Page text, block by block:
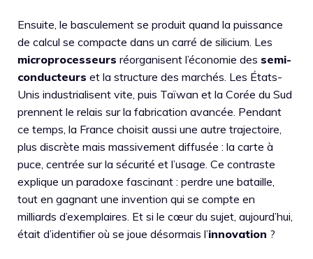
Ensuite, le basculement se produit quand la puissance
de calcul se compacte dans un carré de silicium. Les
microprocesseurs réorganisent l’économie des semi-
conducteurs et la structure des marchés. Les États-
Unis industrialisent vite, puis Taïwan et la Corée du Sud
prennent le relais sur la fabrication avancée. Pendant
ce temps, la France choisit aussi une autre trajectoire,
plus discrète mais massivement diffusée : la carte à
puce, centrée sur la sécurité et l’usage. Ce contraste
explique un paradoxe fascinant : perdre une bataille,
tout en gagnant une invention qui se compte en
milliards d’exemplaires. Et si le cœur du sujet, aujourd’hui,
était d’identifier où se joue désormais l’innovation ?